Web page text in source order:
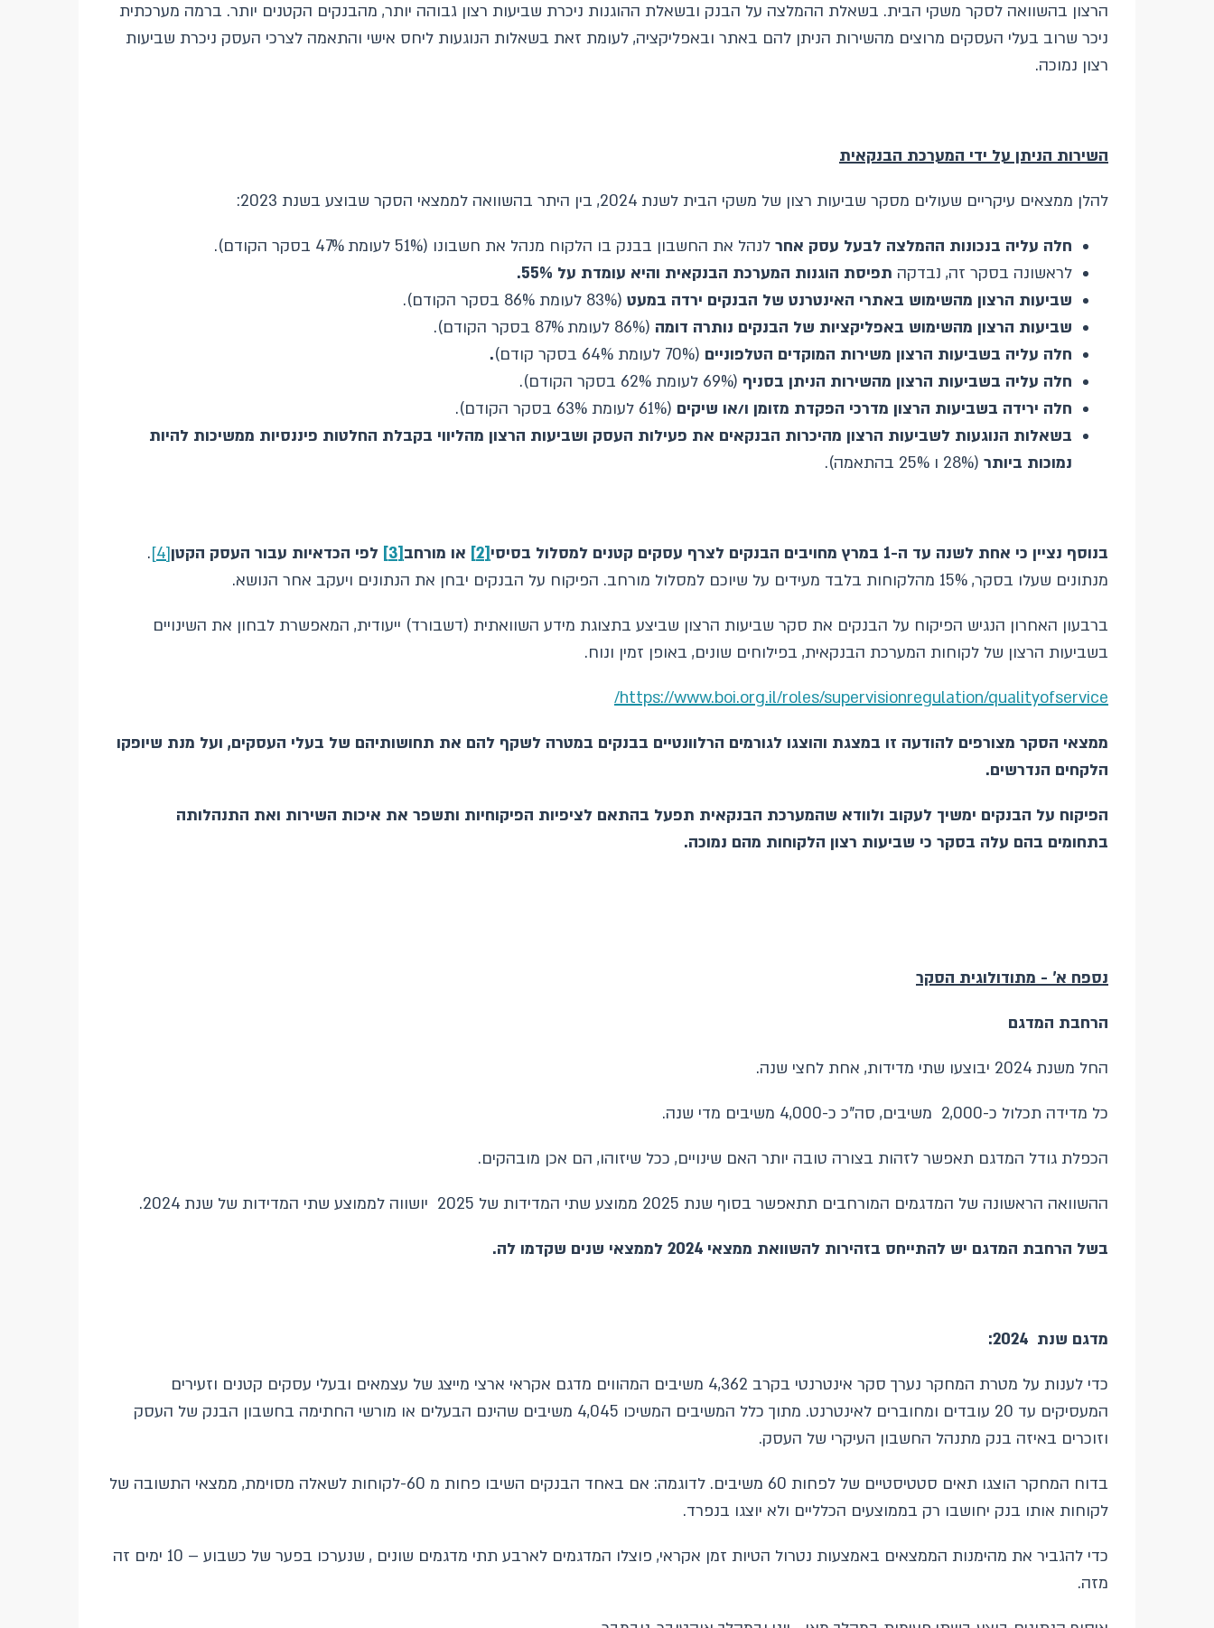
הרצון בהשוואה לסקר משקי הבית. בשאלת ההמלצה על הבנק ובשאלת ההוגנות ניכרת שביעות רצון גבוהה יותר, מהבנקים הקטנים יותר. ברמה מערכתית
ניכר שרוב בעלי העסקים מרוצים מהשירות הניתן להם באתר ובאפליקציה, לעומת זאת בשאלות הנוגעות ליחס אישי והתאמה לצרכי העסק ניכרת שביעות
רצון נמוכה.
השירות הניתן על ידי המערכת הבנקאית
להלן ממצאים עיקריים שעולים מסקר שביעות רצון של משקי הבית לשנת 2024, בין היתר בהשוואה לממצאי הסקר שבוצע בשנת 2023:
חלה עליה בנכונות ההמלצה לבעל עסק אחר לנהל את החשבון בבנק בו הלקוח מנהל את חשבונו (51% לעומת 47% בסקר הקודם).
לראשונה בסקר זה, נבדקה תפיסת הוגנות המערכת הבנקאית והיא עומדת על 55%.
שביעות הרצון מהשימוש באתרי האינטרנט של הבנקים ירדה במעט (83% לעומת 86% בסקר הקודם).
שביעות הרצון מהשימוש באפליקציות של הבנקים נותרה דומה (86% לעומת 87% בסקר הקודם).
חלה עליה בשביעות הרצון משירות המוקדים הטלפוניים (70% לעומת 64% בסקר קודם)
.
חלה עליה בשביעות הרצון מהשירות הניתן בסניף (69% לעומת 62% בסקר הקודם).
חלה ירידה בשביעות הרצון מדרכי הפקדת מזומן ו/או שיקים (61% לעומת 63% בסקר הקודם).
בשאלות הנוגעות לשביעות הרצון מהיכרות הבנקאים את פעילות העסק ושביעות הרצון מהליווי בקבלת החלטות פיננסיות ממשיכות להיות
נמוכות ביותר (28% ו 25% בהתאמה).
בנוסף נציין כי אחת לשנה עד ה-1 במרץ מחויבים הבנקים לצרף עסקים קטנים למסלול בסיסי [2] או מורחב [3] לפי הכדאיות עבור העסק הקטן[4]
.
מנתונים שעלו בסקר, 15% מהלקוחות בלבד מעידים על שיוכם למסלול מורחב. הפיקוח על הבנקים יבחן את הנתונים ויעקב אחר הנושא.
ברבעון האחרון הנגיש הפיקוח על הבנקים את סקר שביעות הרצון שביצע בתצוגת מידע השוואתית (דשבורד) ייעודית, המאפשרת לבחון את השינויים
בשביעות הרצון של לקוחות המערכת הבנקאית, בפילוחים שונים, באופן זמין ונוח.
https://www.boi.org.il/roles/supervisionregulation/qualityofservice/
ממצאי הסקר מצורפים להודעה זו במצגת והוצגו לגורמים הרלוונטיים בבנקים במטרה לשקף להם את תחושותיהם של בעלי העסקים, ועל מנת שיופקו
הלקחים הנדרשים.
הפיקוח על הבנקים ימשיך לעקוב ולוודא שהמערכת הבנקאית תפעל בהתאם לציפיות הפיקוחיות ותשפר את איכות השירות ואת התנהלותה
בתחומים בהם עלה בסקר כי שביעות רצון הלקוחות מהם נמוכה.
נספח א' - מתודולוגית הסקר
הרחבת המדגם
החל משנת 2024 יבוצעו שתי מדידות, אחת לחצי שנה.
כל מדידה תכלול כ-2,000 משיבים, סה"כ כ-4,000 משיבים מדי שנה.
הכפלת גודל המדגם תאפשר לזהות בצורה טובה יותר האם שינויים, ככל שיזוהו, הם אכן מובהקים.
ההשוואה הראשונה של המדגמים המורחבים תתאפשר בסוף שנת 2025 ממוצע שתי המדידות של 2025 יושווה לממוצע שתי המדידות של שנת 2024.
בשל הרחבת המדגם יש להתייחס בזהירות להשוואת ממצאי 2024 לממצאי שנים שקדמו לה.
מדגם שנת :
כדי לענות על מטרת המחקר נערך סקר אינטרנטי בקרב 4,362 משיבים המהווים מדגם אקראי ארצי מייצג של עצמאים ובעלי עסקים קטנים וזעירים
המעסיקים עד 20 עובדים ומחוברים לאינטרנט. מתוך כלל המשיבים המשיכו 4,045 משיבים שהינם הבעלים או מורשי החתימה בחשבון הבנק של העסק
וזוכרים באיזה בנק מתנהל החשבון העיקרי של העסק.
בדוח המחקר הוצגו תאים סטטיסטיים של לפחות 60 משיבים. לדוגמה: אם באחד הבנקים השיבו פחות מ 60-לקוחות לשאלה מסוימת, ממצאי התשובה של
לקוחות אותו בנק יחושבו רק בממוצעים הכלליים ולא יוצגו בנפרד.
כדי להגביר את מהימנות הממצאים באמצעות נטרול הטיות זמן אקראי, פוצלו המדגמים לארבע תתי מדגמים שונים , שנערכו בפער של כשבוע – 10 ימים זה
מזה.